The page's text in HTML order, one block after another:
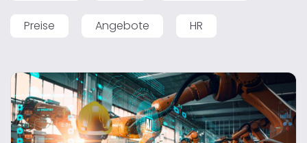
Preise Angebote HR